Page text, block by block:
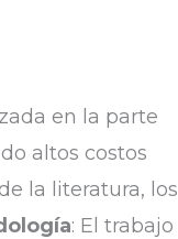
en la parte
altos costos
la literatura, los
: El trabajo